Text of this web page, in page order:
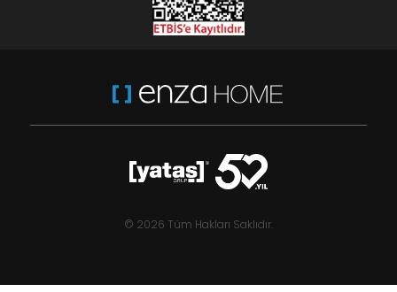
© 2026 Tüm Hakları Saklıdır.